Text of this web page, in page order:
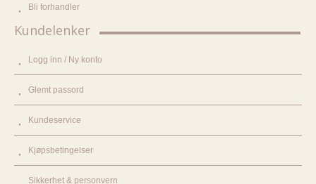
Bli forhandler
Kundelenker
Logg inn / Ny konto
Glemt passord
Kundeservice
Kjøpsbetingelser
Sikkerhet & personvern